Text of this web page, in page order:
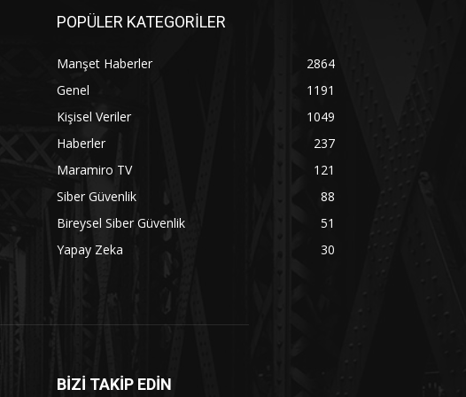
POPÜLER KATEGORİLER
Manşet Haberler
2864
Genel
1191
Kişisel Veriler
1049
Haberler
237
Maramiro TV
121
Siber Güvenlik
88
Bireysel Siber Güvenlik
51
Yapay Zeka
30
BİZİ TAKİP EDİN